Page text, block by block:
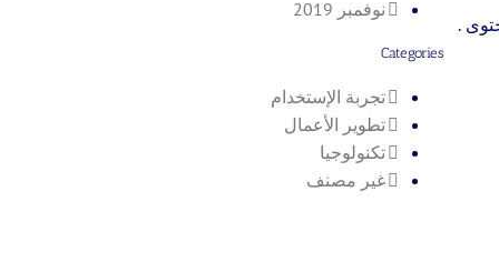
.
نوفمبر 2019
Categories
تجربة الإستخدام
تطوير الأعمال
تكنولوجيا
غير مصنف